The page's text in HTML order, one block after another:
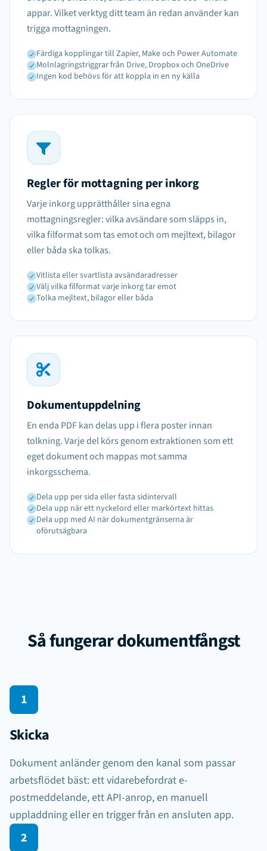
appar. Vilket verktyg ditt team än redan använder kan
trigga mottagningen.
Färdiga kopplingar till Zapier, Make och Power Automate
Molnlagringstriggrar från Drive, Dropbox och OneDrive
Ingen kod behövs för att koppla in en ny källa
Regler för mottagning per inkorg
Varje inkorg upprätthåller sina egna
mottagningsregler: vilka avsändare som släpps in,
vilka filformat som tas emot och om mejltext, bilagor
eller båda ska tolkas.
Vitlista eller svartlista avsändaradresser
Välj vilka filformat varje inkorg tar emot
Tolka mejltext, bilagor eller båda
Dokumentuppdelning
En enda PDF kan delas upp i flera poster innan
tolkning. Varje del körs genom extraktionen som ett
eget dokument och mappas mot samma
inkorgsschema.
Dela upp per sida eller fasta sidintervall
Dela upp när ett nyckelord eller markörtext hittas
Dela upp med AI när dokumentgränserna är
oförutsägbara
Så fungerar dokumentfångst
1
Skicka
Dokument anländer genom den kanal som passar
arbetsflödet bäst: ett vidarebefordrat e-
postmeddelande, ett API-anrop, en manuell
uppladdning eller en trigger från en ansluten app.
2